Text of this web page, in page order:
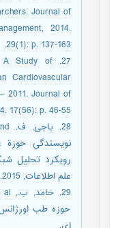
Journal of
2014.
29(1): p. 137-163.
A Study of
Cardiovascular
2011. Journal of
17(56): p. 46-55.
نویسندگی حوزة
رویکرد تحلیل
علم اطلاعات, 2015. 21(14، پاییز و زمستان): p. 71-92.
حوزه طب اورژانس